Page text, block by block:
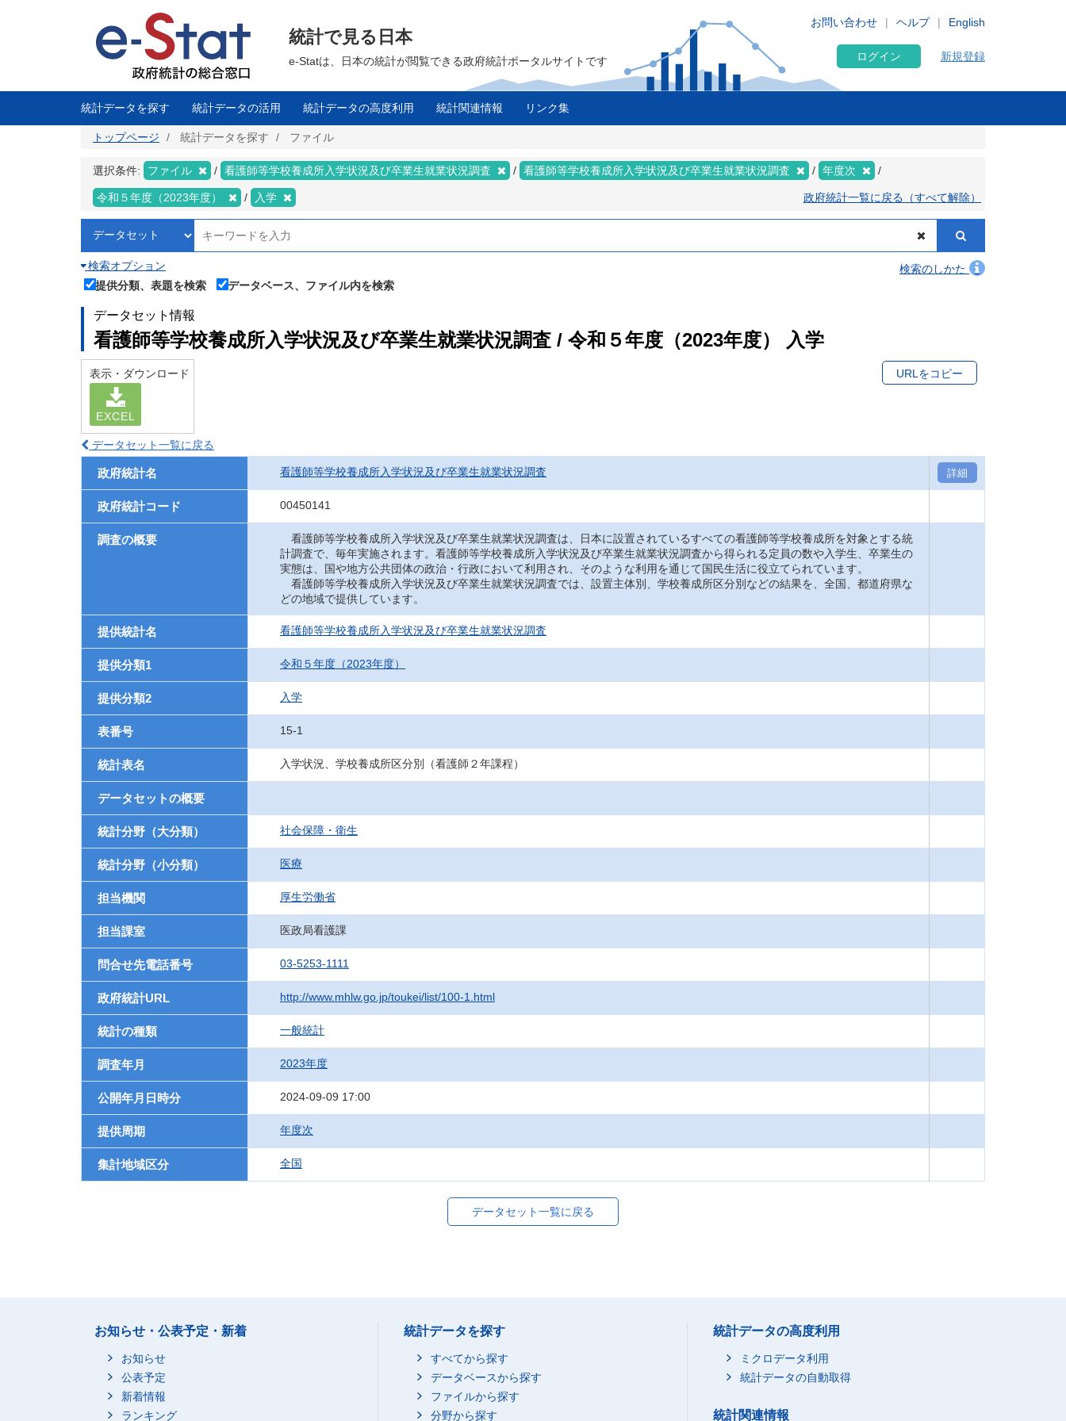
に
English
お問い合わせ ヘルプ
統計で見る日本
e-Statは、日本の統計が閲覧できる政府統計ポータルサイトです ログイン 新規登録
統計データを探す 統計データの活用 統計データの高度利用 統計関連情報 リンク集
トップページ 統計データを探す ファイル
選択条件: ファイル 看護師等学校養成所入学状況及び卒業生就業状況調査 看護師等学校養成所入学状況及び卒業生就業状況調査 年度次
令和５年度（2023年度） 入学 政府統計一覧に戻る（すべて解除）
検索オプション
検索のしかた
提供分類、表題を検索
データベース、ファイル内を検索
データセット情報
看護師等学校養成所入学状況及び卒業生就業状況調査 / 令和５年度（2023年度） 入学
表示・ダウンロード
EXCEL
URLをコピー
データセット一覧に戻る
政府統計名 看護師等学校養成所入学状況及び卒業生就業状況調査 詳細
政府統計コード 00450141
調査の概要
看護師等学校養成所入学状況及び卒業生就業状況調査は、日本に設置されているすべての看護師等学校養成所を対象とする統
計調査で、毎年実施されます。看護師等学校養成所入学状況及び卒業生就業状況調査から得られる定員の数や入学生、卒業生の
実態は、国や地方公共団体の政治・行政において利用され、そのような利用を通じて国民生活に役立てられています。
看護師等学校養成所入学状況及び卒業生就業状況調査では、設置主体別、学校養成所区分別などの結果を、全国、都道府県な
どの地域で提供しています。
提供統計名 看護師等学校養成所入学状況及び卒業生就業状況調査
提供分類1 令和５年度（2023年度）
提供分類2 入学
表番号 15-1
統計表名 入学状況、学校養成所区分別（看護師２年課程）
データセットの概要
統計分野（大分類） 社会保障・衛生
統計分野（小分類） 医療
担当機関 厚生労働省
担当課室 医政局看護課
問合せ先電話番号 03-5253-1111
政府統計URL http://www.mhlw.go.jp/toukei/list/100-1.html
統計の種類 一般統計
調査年月 2023年度
公開年月日時分 2024-09-09 17:00
提供周期 年度次
集計地域区分 全国
データセット一覧に戻る
お知らせ・公表予定・新着
お知らせ
公表予定
新着情報
ランキング
統計データを探す
すべてから探す
データベースから探す
ファイルから探す
分野から探す
統計データの高度利用
ミクロデータ利用
統計データの自動取得
統計関連情報